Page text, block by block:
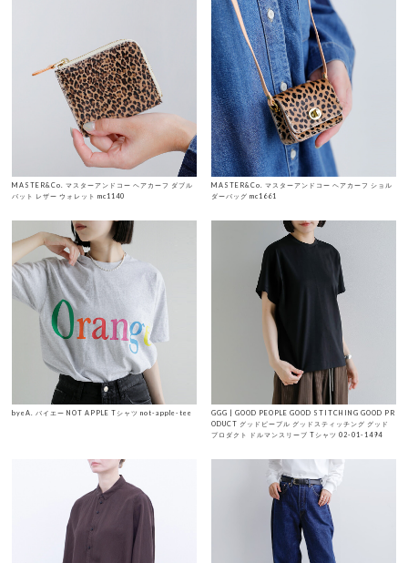
MASTER&Co. マスターアンドコー ヘアカーフ ダブル
バット レザー ウォレット mc1140
MASTER&Co. マスターアンドコー ヘアカーフ ショル
ダーバッグ mc1661
byeA. バイエー NOT APPLE Tシャツ not-apple-tee
GGG | GOOD PEOPLE GOOD STITCHING GOOD PR
ODUCT グッドピープル グッドスティッチング グッド
プロダクト ドルマンスリーブ Tシャツ 02-01-1494